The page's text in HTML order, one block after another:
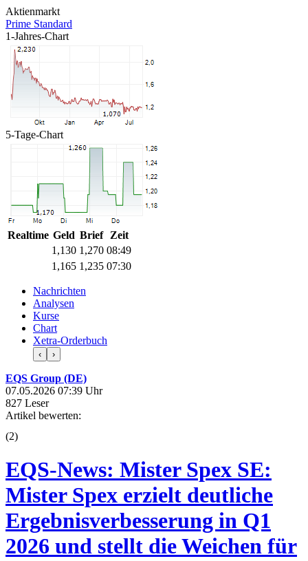
Aktienmarkt
Prime Standard
1-Jahres-Chart
5-Tage-Chart
Realtime Geld Brief
Zeit
1,130 1,270 08:49
1,165 1,235 07:30
Nachrichten
Analysen
Kurse
Chart
Xetra-Orderbuch
‹ ›
EQS Group (DE)
07.05.2026 07:39 Uhr
827 Leser
Artikel bewerten:
(2)
EQS-News: Mister Spex SE:
Mister Spex erzielt deutliche
Ergebnisverbesserung in Q1
2026 und stellt die Weichen für